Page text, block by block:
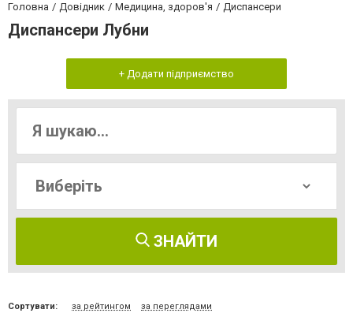
Головна Довідник Медицина, здоров'я Диспансери
Диспансери Лубни
+ Додати підприємство
ЗНАЙТИ
Сортувати: за рейтингом за переглядами